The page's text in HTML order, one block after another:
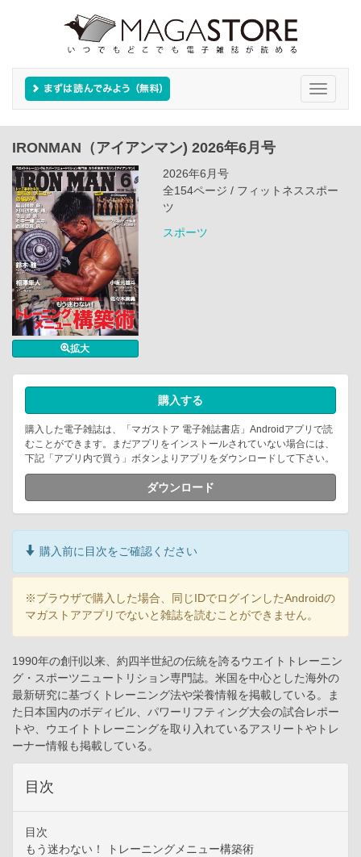
Toggle
IRONMAN（アイアンマン) 2026年6月号
拡大
2026年6月号
全154ページ / フィットネススポー
ツ
スポーツ
購入する
購入した電子雑誌は、「マガストア 電子雑誌書店」Androidアプリで読
むことができます。まだアプリをインストールされていない場合には、
下記「アプリ内で買う」ボタンよりアプリをダウンロードして下さい。
ダウンロード
購入前に目次をご確認ください
※ブラウザで購入した場合、同じIDでログインしたAndroidの
マガストアアプリでないと雑誌を読むことができません。
1990年の創刊以来、約四半世紀の伝統を誇るウエイトトレーニン
グ・スポーツニュートリション専門誌。米国を中心とした海外の
最新研究に基づくトレーニング法や栄養情報を掲載している。ま
た日本国内のボディビル、パワーリフティング大会の試合レポー
トや、ウエイトトレーニングを取り入れているアスリートやトレ
ーナー情報も掲載している。
目次
目次
もう迷わない！ トレーニングメニュー構築術